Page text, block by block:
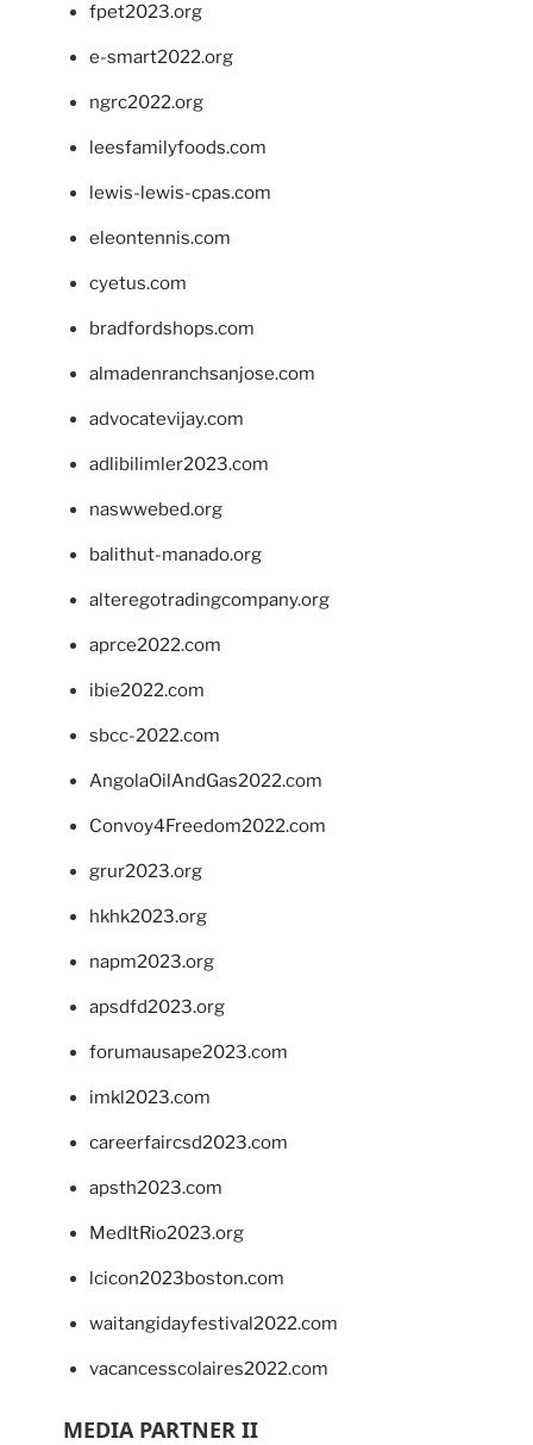
fpet2023.org
e-smart2022.org
ngrc2022.org
leesfamilyfoods.com
lewis-lewis-cpas.com
eleontennis.com
cyetus.com
bradfordshops.com
almadenranchsanjose.com
advocatevijay.com
adlibilimler2023.com
naswwebed.org
balithut-manado.org
alteregotradingcompany.org
aprce2022.com
ibie2022.com
sbcc-2022.com
AngolaOilAndGas2022.com
Convoy4Freedom2022.com
grur2023.org
hkhk2023.org
napm2023.org
apsdfd2023.org
forumausape2023.com
imkl2023.com
careerfaircsd2023.com
apsth2023.com
MedItRio2023.org
lcicon2023boston.com
waitangidayfestival2022.com
vacancesscolaires2022.com
MEDIA PARTNER II